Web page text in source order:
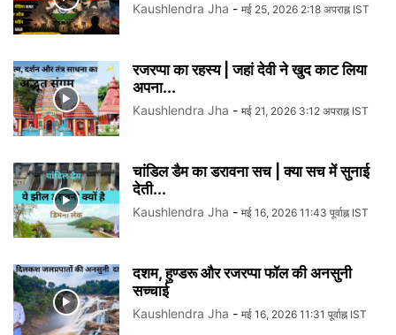
Kaushlendra Jha - मई 25, 2026 2:18 अपराह्न IST
रजरप्पा का रहस्य | जहां देवी ने खुद काट लिया
अपना...
Kaushlendra Jha - मई 21, 2026 3:12 अपराह्न IST
चांडिल डैम का डरावना सच | क्या सच में सुनाई
देती...
Kaushlendra Jha - मई 16, 2026 11:43 पूर्वाह्न IST
दशम, हुण्डरू और रजरप्पा फॉल की अनसुनी
सच्चाई
Kaushlendra Jha - मई 16, 2026 11:31 पूर्वाह्न IST